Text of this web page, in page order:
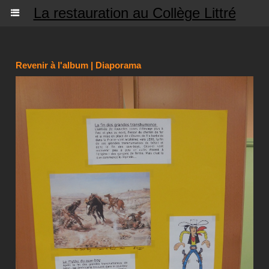
La restauration au Collège Littré
Revenir à l'album | Diaporama